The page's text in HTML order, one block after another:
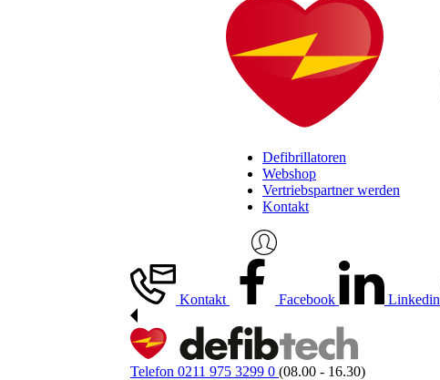
Defibrillatoren
Webshop
Vertriebspartner werden
Kontakt
Kontakt Facebook Linkedin
Telefon 0211 975 3299 0 (08.00 - 16.30)